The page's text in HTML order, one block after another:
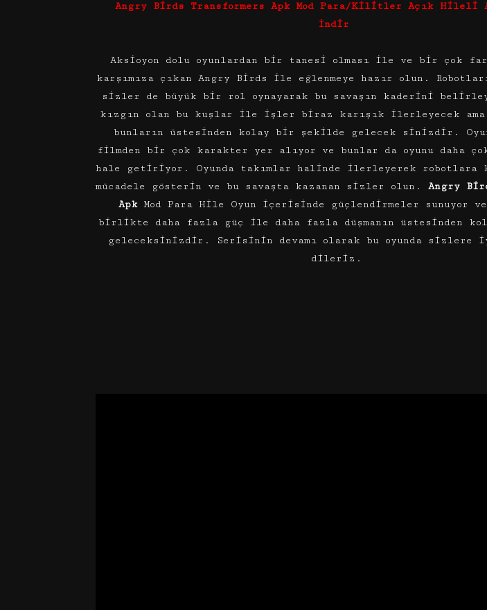
Angry Birds Transformers Apk Mod Para/Kilitler Açık Hileli
İndir
Aksioyon dolu oyunlardan bir tanesi olması ile ve bir çok
karşımıza çıkan Angry Birds ile eğlenmeye hazır olun.
sizler de büyük bir rol oynayarak bu savaşın kaderini
kızgın olan bu kuşlar ile işler biraz karışık ilerleyecek ama
bunların üstesinden kolay bir şekilde gelecek sinizdir.
filmden bir çok karakter yer alıyor ve bunlar da oyunu daha
hale getiriyor. Oyunda takımlar halinde ilerleyerek robotlara
mücadele gösterin ve bu savaşta kazanan sizler olun. Angry
ApkMod Para Hile Oyun içerisinde güçlendirmeler sunuyor
birlikte daha fazla güç ile daha fazla düşmanın üstesinden
geleceksinizdir. Serisinin devamı olarak bu oyunda sizlere
dileriz.